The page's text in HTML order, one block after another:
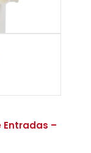
Entradas –